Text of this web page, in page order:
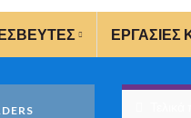
ΕΡΓΑΣΙΕΣ